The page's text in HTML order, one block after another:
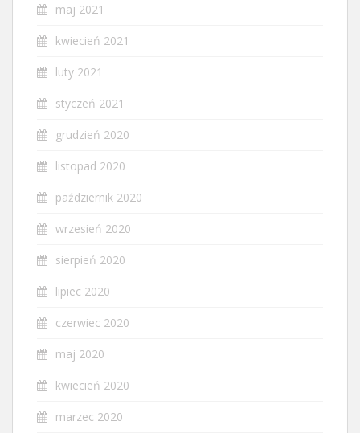
maj 2021
kwiecień 2021
luty 2021
styczeń 2021
grudzień 2020
listopad 2020
październik 2020
wrzesień 2020
sierpień 2020
lipiec 2020
czerwiec 2020
maj 2020
kwiecień 2020
marzec 2020